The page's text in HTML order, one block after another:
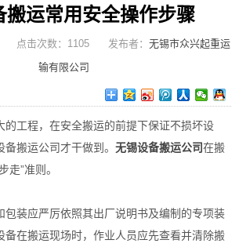
搬运常用安全操作步骤
点击次数：1105 发布者： 无锡市众兴起重运
输有限公司
的工程，在安全搬运的前提下保证不损坏设
搬运公司才干做到。 无锡设备搬运公司在搬
走”准则。
包装应严厉依照其出厂说明书及编制的专项装
备在搬运现场时，作业人员应先查看并清除搬